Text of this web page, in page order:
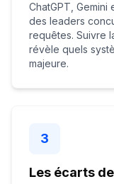
ChatGPT,
des leaders
requêtes. Suivre
révèle quels
majeure.
3
Les écarts